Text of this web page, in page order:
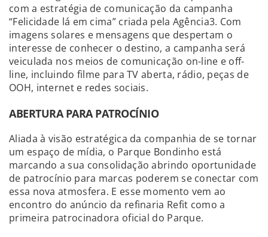
com a estratégia de comunicação da campanha
“Felicidade lá em cima” criada pela Agência3. Com
imagens solares e mensagens que despertam o
interesse de conhecer o destino, a campanha será
veiculada nos meios de comunicação on-line e off-
line, incluindo filme para TV aberta, rádio, peças de
OOH, internet e redes sociais.
ABERTURA PARA PATROCÍNIO
Aliada à visão estratégica da companhia de se tornar
um espaço de mídia, o Parque Bondinho está
marcando a sua consolidação abrindo oportunidade
de patrocínio para marcas poderem se conectar com
essa nova atmosfera. E esse momento vem ao
encontro do anúncio da refinaria Refit como a
primeira patrocinadora oficial do Parque.